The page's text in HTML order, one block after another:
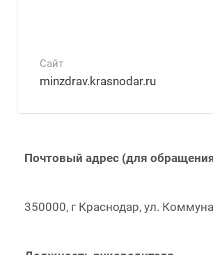
Сайт
minzdrav.krasnodar.ru
Почтовый адрес (для
350000, г Краснодар, ул.